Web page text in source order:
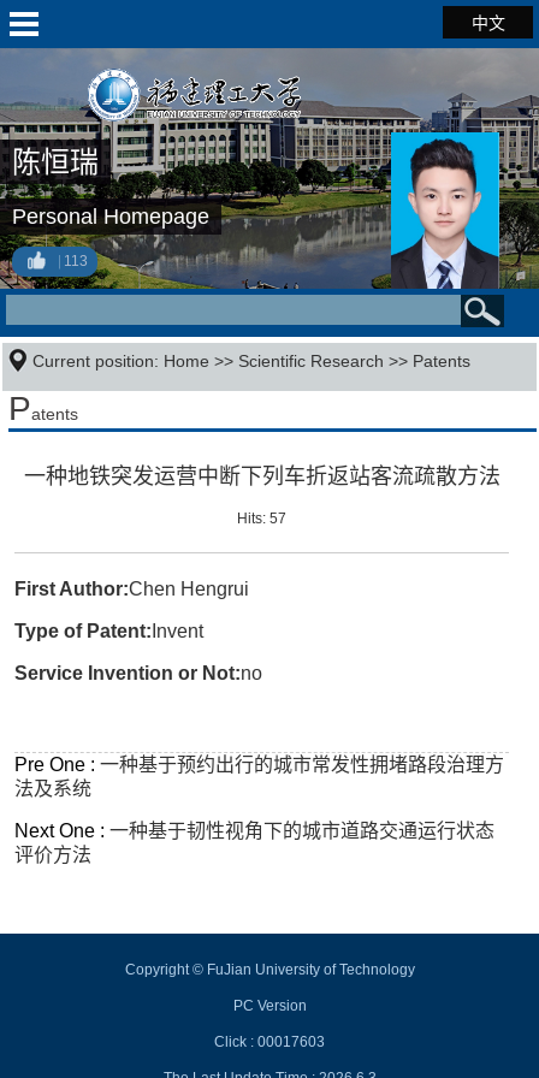
中文
陈恒瑞
Personal Homepage
113
Current position: Home >> Scientific Research >> Patents
Patents
一种地铁突发运营中断下列车折返站客流疏散方法
Hits:57
First Author:Chen Hengrui
Type of Patent: Invent
Service Invention or Not:no
Pre One :一种基于预约出行的城市常发性拥堵路段治理方
法及系统
Next One :一种基于韧性视角下的城市道路交通运行状态
评价方法
Copyright © FuJian University of Technology
PC Version
Click : 00017603